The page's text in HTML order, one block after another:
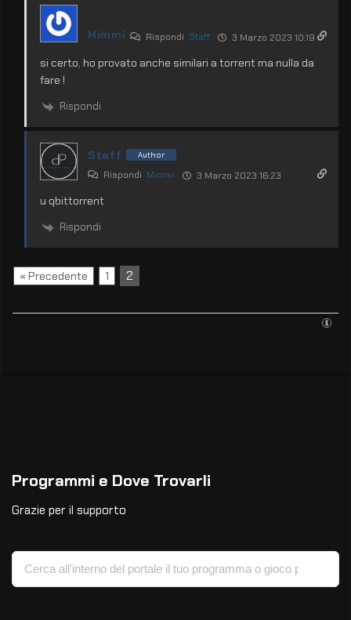
Mimmi Rispondi Staff 3 Marzo 2023 10:19
si certo, ho provato anche similari a torrent ma nulla da
fare !
Rispondi
Staff Author
Rispondi Mimmi 3 Marzo 2023 16:23
u qbittorrent
Rispondi
« Precedente 1 2
Programmi e Dove Trovarli
Grazie per il supporto